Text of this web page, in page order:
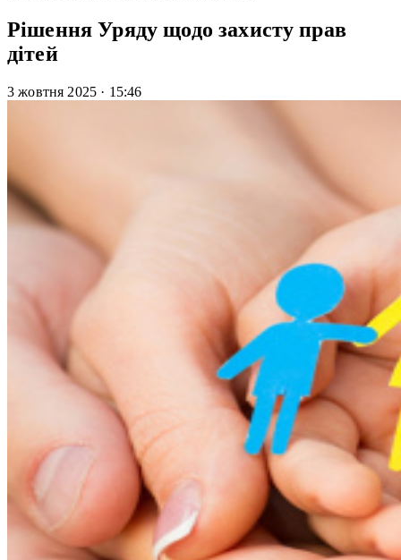
Рішення Уряду щодо захисту прав
дітей
3 жовтня 2025 · 15:46